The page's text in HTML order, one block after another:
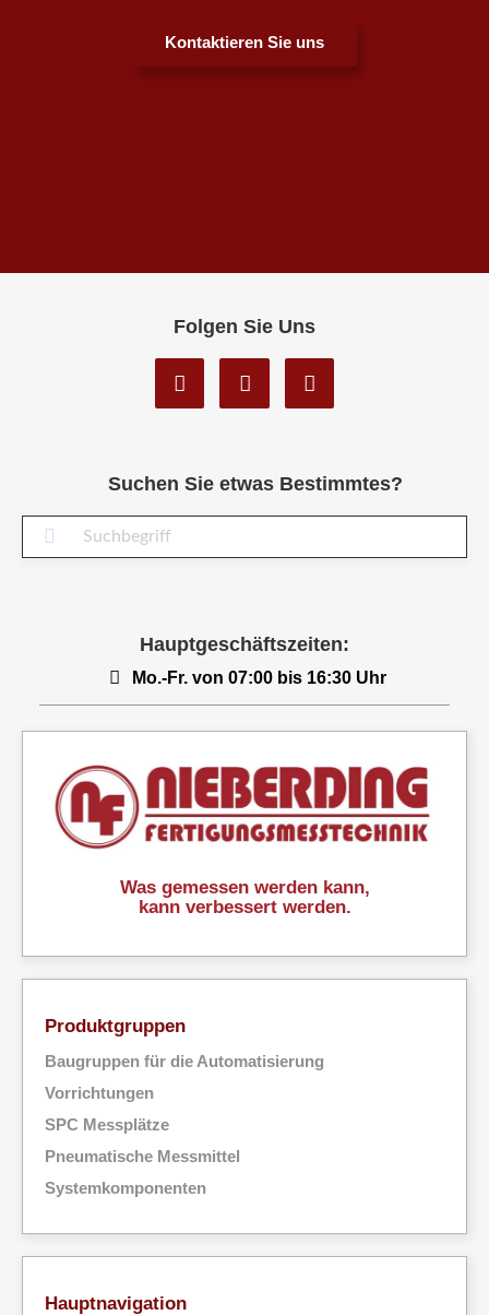
Kontaktieren Sie uns
Hauptgeschäftszeiten:
Mo.-Fr. von 07:00 bis 16:30 Uhr
Suchen Sie etwas Bestimmtes?
Folgen Sie Uns
Was gemessen werden kann,
kann verbessert werden.
Produktgruppen
Baugruppen für die Automatisierung
Vorrichtungen
SPC Messplätze
Pneumatische Messmittel
Systemkomponenten
Hauptnavigation